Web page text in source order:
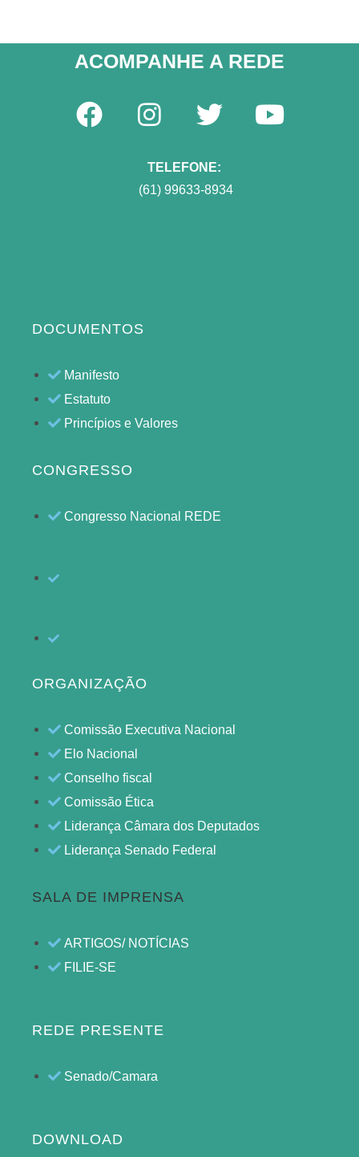
ACOMPANHE A REDE​
TELEFONE:
(61) 99633-8934
DOCUMENTOS
Manifesto
Estatuto
Princípios e Valores
CONGRESSO
Congresso Nacional REDE
ORGANIZAÇÃO
Comissão Executiva Nacional
Elo Nacional
Conselho fiscal
Comissão Ética
Liderança Câmara dos Deputados
Liderança Senado Federal
SALA DE IMPRENSA
ARTIGOS/ NOTÍCIAS
FILIE-SE
REDE PRESENTE
Senado/Camara
DOWNLOAD